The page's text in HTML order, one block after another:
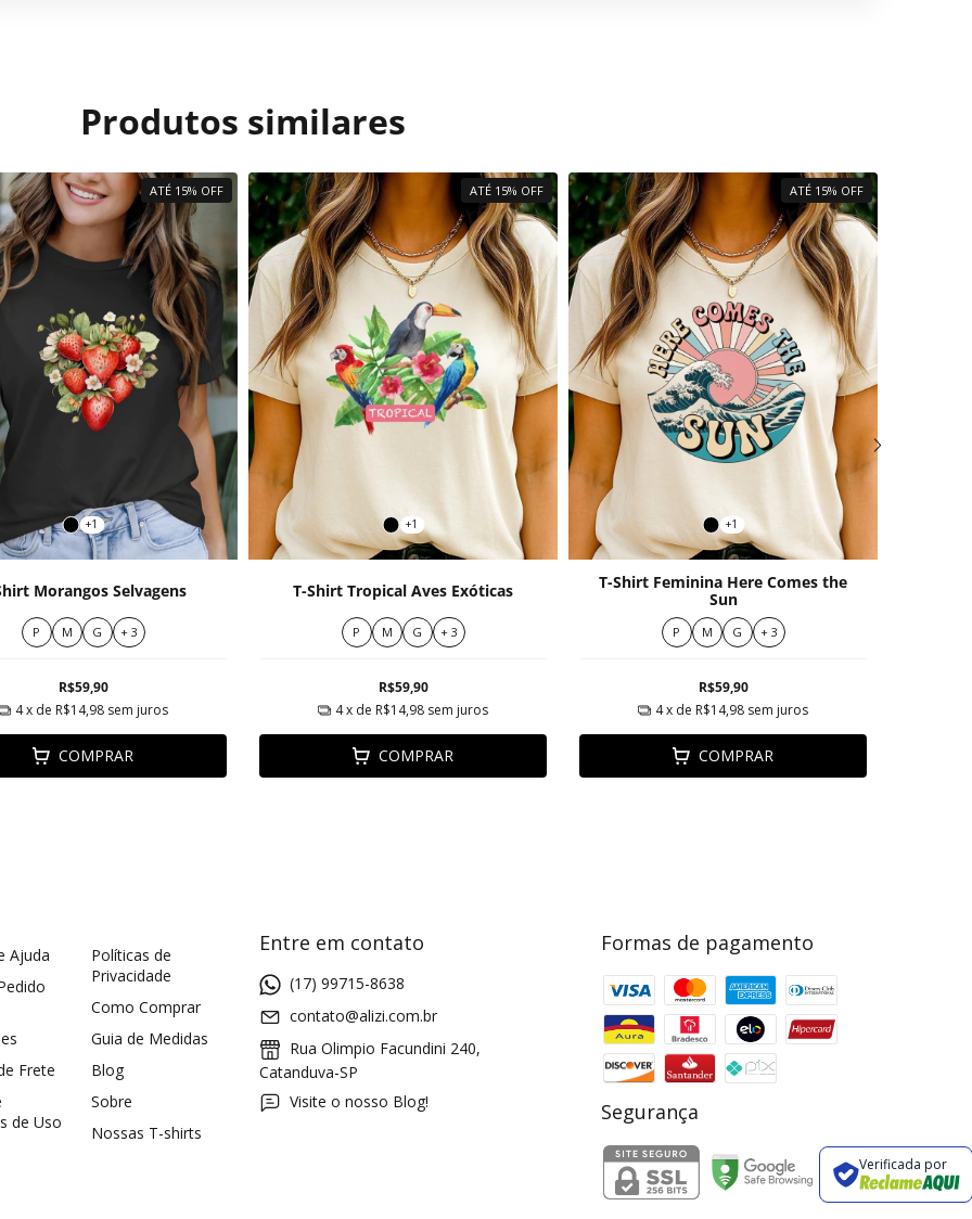
Produtos similares
ATÉ 15% OFF
+1
Morangos Selvagens
P M G + 3
R$59,90
4x de R$14,98 sem juros
COMPRAR
ATÉ 15% OFF
+1
T-Shirt Tropical Aves Exóticas
P M G + 3
R$59,90
4x de R$14,98 sem juros
COMPRAR
ATÉ 15% OFF
+1
T-Shirt Feminina Here Comes the
Sun
P M G + 3
R$59,90
4x de R$14,98 sem juros
COMPRAR
Ajuda
Frete
de Uso
Políticas de
Privacidade
Como Comprar
Guia de Medidas
Blog
Sobre
Nossas T-shirts
Entre em contato
(17) 99715-8638
contato@alizi.com.br
Rua Olimpio Facundini 240,
Catanduva-SP
Visite o nosso Blog!
Formas de pagamento
Segurança
Verificada por